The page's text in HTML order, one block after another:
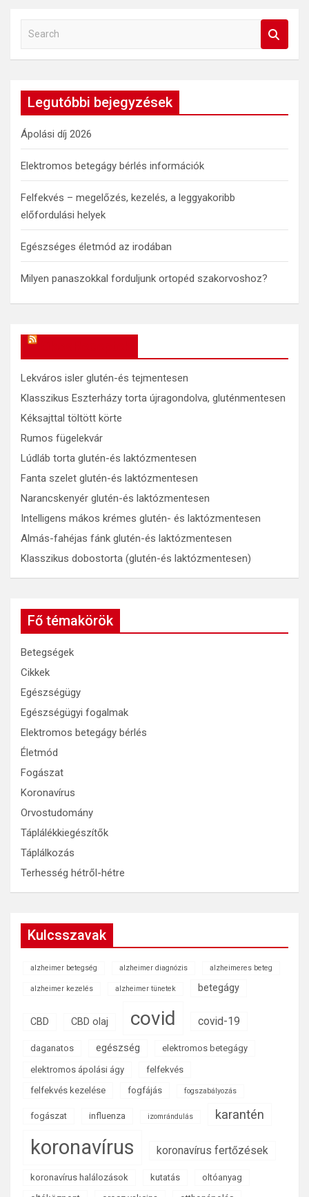
a
h
Legutóbbi bejegyzések
Ápolási díj 2026
Elektromos betegágy bérlés információk
Felfekvés – megelőzés, kezelés, a leggyakoribb
előfordulási helyek
Egészséges életmód az irodában
Milyen panaszokkal forduljunk ortopéd szakorvoshoz?
Lekváros isler glutén-és tejmentesen
Klasszikus Eszterházy torta újragondolva, gluténmentesen
Kéksajttal töltött körte
Rumos fügelekvár
Lúdláb torta glutén-és laktózmentesen
Fanta szelet glutén-és laktózmentesen
Narancskenyér glutén-és laktózmentesen
Intelligens mákos krémes glutén- és laktózmentesen
Almás-fahéjas fánk glutén-és laktózmentesen
Klasszikus dobostorta (glutén-és laktózmentesen)
Fő témakörök
Betegségek
Cikkek
Egészségügy
Egészségügyi fogalmak
Elektromos betegágy bérlés
Életmód
Fogászat
Koronavírus
Orvostudomány
Táplálékkiegészítők
Táplálkozás
Terhesség hétről-hétre
Kulcsszavak
alzheimer betegség alzheimer diagnózis alzheimeres beteg
alzheimer kezelés alzheimer tünetek betegágy
CBD CBD olaj covid covid-19
daganatos egészség elektromos betegágy
elektromos ápolási ágy
felfekvés
felfekvés kezelése
fogfájás fogszabályozás
fogászat influenza izomrándulás karantén
koronavírus koronavírus fertőzések
koronavírus halálozások kutatás
oltóanyag